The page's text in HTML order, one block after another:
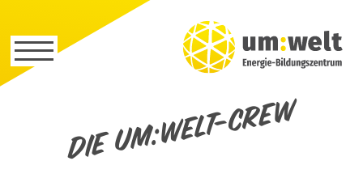
Die um:welt-Crew